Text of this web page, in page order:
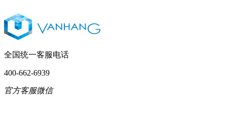
全国统一客服电话
400-662-6939
官方客服微信